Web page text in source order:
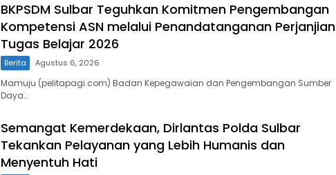
BKPSDM Sulbar Teguhkan Komitmen Pengembangan
Kompetensi ASN melalui Penandatanganan Perjanjian
Tugas Belajar 2026
Berita Agustus 6, 2026
Mamuju (pelitapagi.com) Badan Kepegawaian dan Pengembangan Sumber
Daya…
Semangat Kemerdekaan, Dirlantas Polda Sulbar
Tekankan Pelayanan yang Lebih Humanis dan
Menyentuh Hati